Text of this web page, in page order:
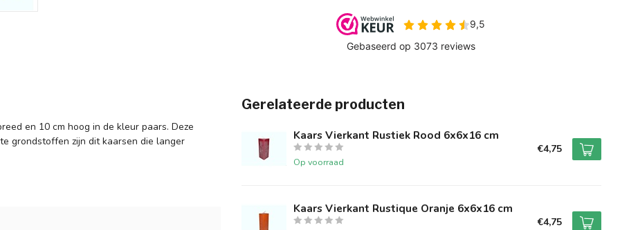
en 10 cm hoog in de kleur paars. Deze
grondstoffen zijn dit kaarsen die langer
Gerelateerde producten
Kaars Vierkant Rustiek Rood 6x6x16 cm
Op voorraad
€4,75
Kaars Vierkant Rustique Oranje 6x6x16 cm
€4,75